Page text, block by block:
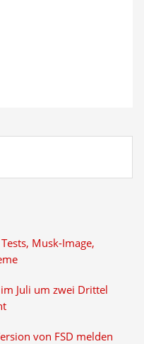
Musk-Image,
Juli um zwei Drittel
von FSD melden